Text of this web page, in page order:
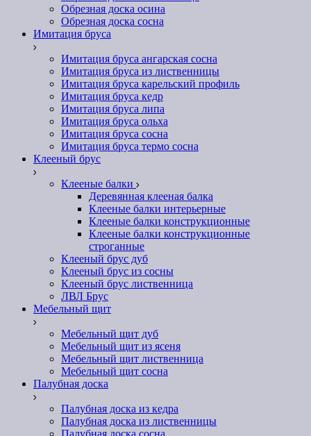
Обрезная доска осина
Обрезная доска сосна
Имитация бруса
Имитация бруса ангарская сосна
Имитация бруса из лиственницы
Имитация бруса карельский профиль
Имитация бруса кедр
Имитация бруса липа
Имитация бруса ольха
Имитация бруса сосна
Имитация бруса термо сосна
Клееный брус
Клееные балки
Деревянная клееная балка
Клееные балки интерьерные
Клееные балки конструкционные
Клееные балки конструкционные
строганные
Клееный брус дуб
Клееный брус из сосны
Клееный брус лиственница
ЛВЛ Брус
Мебельный щит
Мебельный щит дуб
Мебельный щит из ясеня
Мебельный щит лиственница
Мебельный щит сосна
Палубная доска
Палубная доска из кедра
Палубная доска из лиственницы
Палубная доска сосна